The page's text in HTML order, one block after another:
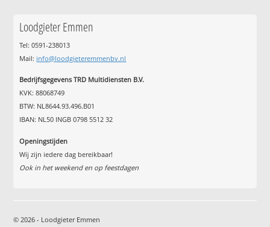
Loodgieter Emmen
Tel: 0591-238013
Mail: info@loodgieteremmenbv.nl
Bedrijfsgegevens TRD Multidiensten B.V.
KVK: 88068749
BTW: NL8644.93.496.B01
IBAN: NL50 INGB 0798 5512 32
Openingstijden
Wij zijn iedere dag bereikbaar!
Ook in het weekend en op feestdagen
© 2026 - Loodgieter Emmen